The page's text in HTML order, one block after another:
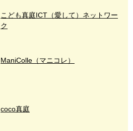
こども真庭ICT（愛して）ネットワー
ク
ManiColle（マニコレ）
coco真庭